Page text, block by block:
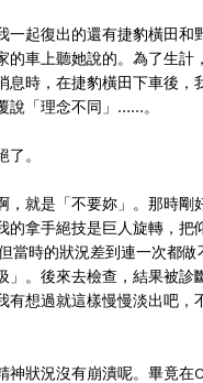
一起復出的還有捷豹橫田
的車上聽她說的。為了生
息時，在捷豹橫田下車後，
說「理念不同」……。
。
，就是「不要妳」。那時剛
的拿手絕技是巨人旋轉，
當時的狀況差到連一次都
」。後來去檢查，結果被
有想過就這樣慢慢淡出吧
狀況沒有崩潰呢。畢竟在